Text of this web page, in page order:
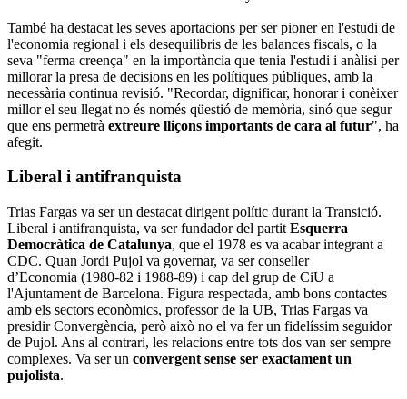
També ha destacat les seves aportacions per ser pioner en l'estudi de
l'economia regional i els desequilibris de les balances fiscals, o la
seva "ferma creença" en la importància que tenia l'estudi i anàlisi per
millorar la presa de decisions en les polítiques públiques, amb la
necessària continua revisió. "Recordar, dignificar, honorar i conèixer
millor el seu llegat no és només qüestió de memòria, sinó que segur
que ens permetrà extreure lliçons importants de cara al futur", ha
afegit.
Liberal i antifranquista
Trias Fargas va ser un destacat dirigent polític durant la Transició.
Liberal i antifranquista, va ser fundador del partit Esquerra
Democràtica de Catalunya, que el 1978 es va acabar integrant a
CDC. Quan Jordi Pujol va governar, va ser conseller
d’Economia (1980-82 i 1988-89) i cap del grup de CiU a
l'Ajuntament de Barcelona. Figura respectada, amb bons contactes
amb els sectors econòmics, professor de la UB, Trias Fargas va
presidir Convergència, però això no el va fer un fidelíssim seguidor
de Pujol. Ans al contrari, les relacions entre tots dos van ser sempre
complexes. Va ser un convergent sense ser exactament un
pujolista.